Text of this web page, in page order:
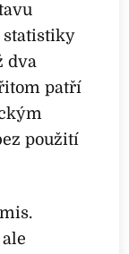
dva
patří
použití